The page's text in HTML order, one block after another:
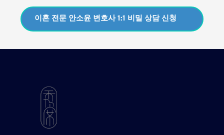
이혼 전문 안소윤 변호사 1:1 비밀 상담 신청